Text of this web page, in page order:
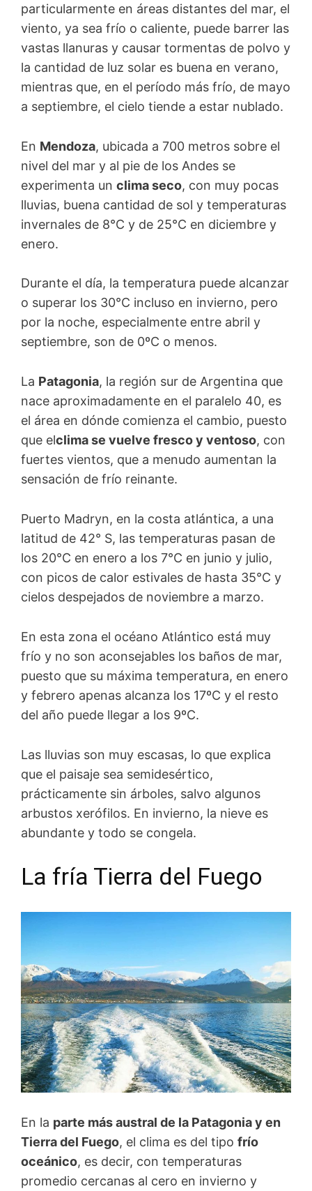
particularmente en áreas distantes del mar, el
viento, ya sea frío o caliente, puede barrer las
vastas llanuras y causar tormentas de polvo y
la cantidad de luz solar es buena en verano,
mientras que, en el período más frío, de mayo
a septiembre, el cielo tiende a estar nublado.
En Mendoza, ubicada a 700 metros sobre el
nivel del mar y al pie de los Andes se
experimenta un clima seco, con muy pocas
lluvias, buena cantidad de sol y temperaturas
invernales de 8°C y de 25°C en diciembre y
enero.
Durante el día, la temperatura puede alcanzar
o superar los 30°C incluso en invierno, pero
por la noche, especialmente entre abril y
septiembre, son de 0ºC o menos.
La Patagonia, la región sur de Argentina que
nace aproximadamente en el paralelo 40, es
el área en dónde comienza el cambio, puesto
que elclima se vuelve fresco y ventoso, con
fuertes vientos, que a menudo aumentan la
sensación de frío reinante.
Puerto Madryn, en la costa atlántica, a una
latitud de 42° S, las temperaturas pasan de
los 20°C en enero a los 7°C en junio y julio,
con picos de calor estivales de hasta 35°C y
cielos despejados de noviembre a marzo.
En esta zona el océano Atlántico está muy
frío y no son aconsejables los baños de mar,
puesto que su máxima temperatura, en enero
y febrero apenas alcanza los 17ºC y el resto
del año puede llegar a los 9ºC.
Las lluvias son muy escasas, lo que explica
que el paisaje sea semidesértico,
prácticamente sin árboles, salvo algunos
arbustos xerófilos. En invierno, la nieve es
abundante y todo se congela.
La fría Tierra del Fuego
En la parte más austral de la Patagonia y en
Tierra del Fuego, el clima es del tipo frío
oceánico, es decir, con temperaturas
promedio cercanas al cero en invierno y